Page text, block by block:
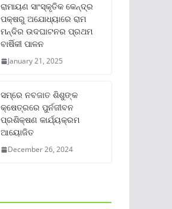
ରାମାୟଣ ସାଂସ୍କୃତିକ କେନ୍ଦ୍ର
ପକ୍ଷରୁ ଅଯୋଧ୍ୟାରେ ରାମ
ମନ୍ଦିର ଉଦଘାଟନର ପ୍ରଥମ
ବାର୍ଷିକୀ ପାଳନ
January 21, 2025
ସମ୍‌ରେ ନବଜାତ ଶିଶୁଙ୍କ
କ୍ଷେତ୍ରରେ ପୁର୍ନଜୀବନ
ପ୍ରଶିକ୍ଷଣ କାର୍ଯ୍ୟକ୍ରମ
ଆୟୋଜିତ
December 26, 2024